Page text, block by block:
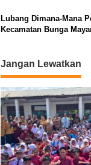
Lubang Dimana-Mana
Kecamatan Bunga
Jangan Lewatkan